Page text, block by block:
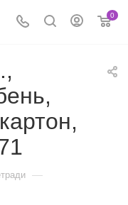
0
—